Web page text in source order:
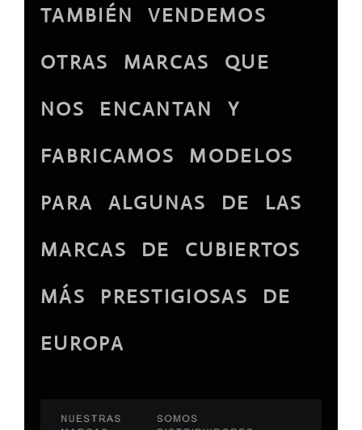
TAMBIÉN VENDEMOS
OTRAS MARCAS QUE
NOS ENCANTAN Y
FABRICAMOS MODELOS
PARA ALGUNAS DE LAS
MARCAS DE CUBIERTOS
MÁS PRESTIGIOSAS DE
EUROPA